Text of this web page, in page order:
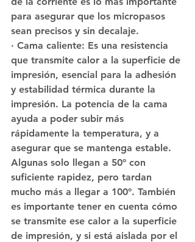
para asegurar que los micropasos
sean precisos y sin decalaje.
· Cama caliente: Es una resistencia
que transmite calor a la superficie de
impresión, esencial para la adhesión
y estabilidad térmica durante la
impresión. La potencia de la cama
ayuda a poder subir más
rápidamente la temperatura, y a
asegurar que se mantenga estable.
Algunas solo llegan a 50º con
suficiente rapidez, pero tardan
mucho más a llegar a 100º. También
es importante tener en cuenta cómo
se transmite ese calor a la superficie
de impresión, y si está aislada por el